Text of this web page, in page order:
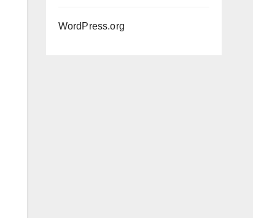
WordPress.org